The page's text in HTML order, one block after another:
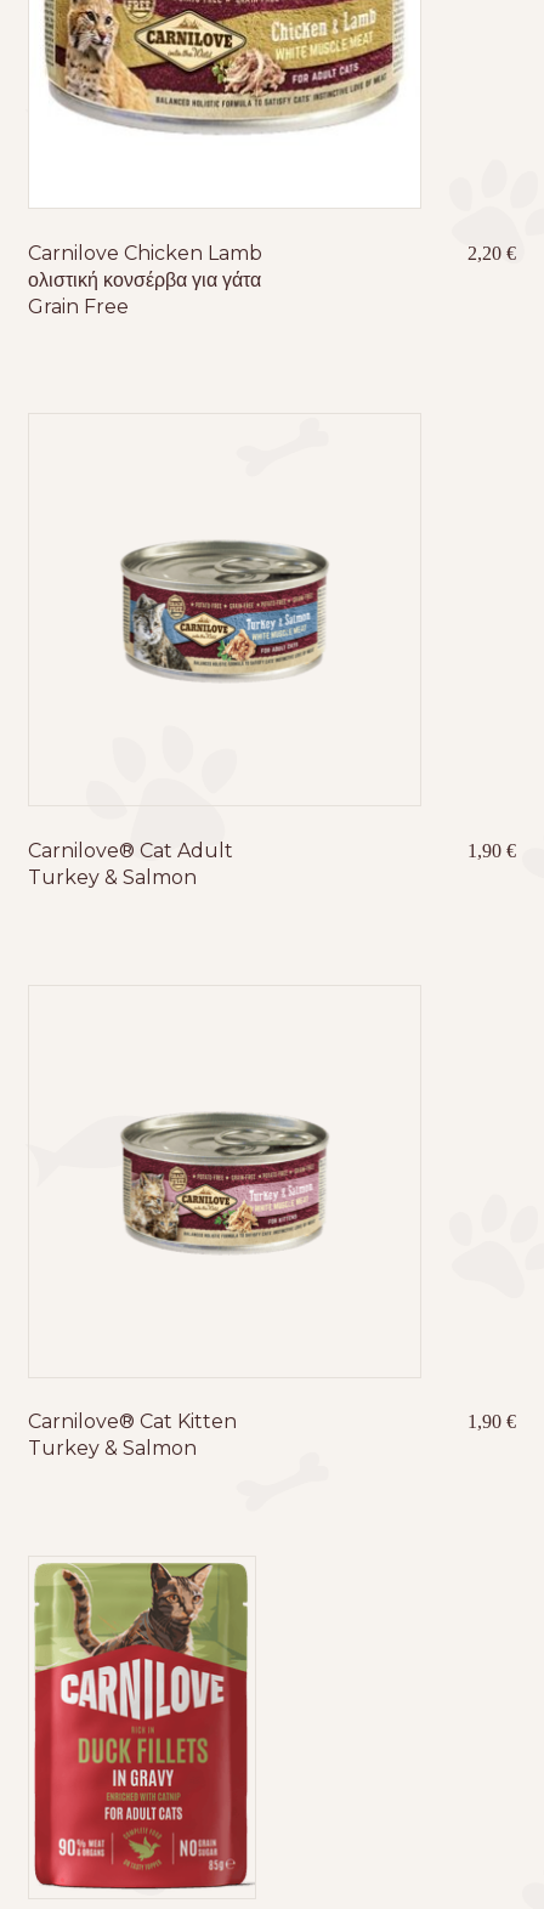
Carnilove Chicken Lamb
ολιστική κονσέρβα για γάτα
Grain Free
2,20€
Carnilove® Cat Adult
Turkey & Salmon
1,90€
Carnilove® Cat Kitten
Turkey & Salmon
1,90€